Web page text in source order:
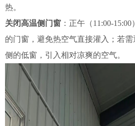
热。
关闭高温侧门窗 ：正午（11:00-
的门窗，避免热空气直接灌入；若
侧的低窗，引入相对凉爽的空气。